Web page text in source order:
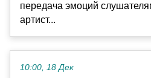
передача эмоций
артист...
10:00, 18 Дек